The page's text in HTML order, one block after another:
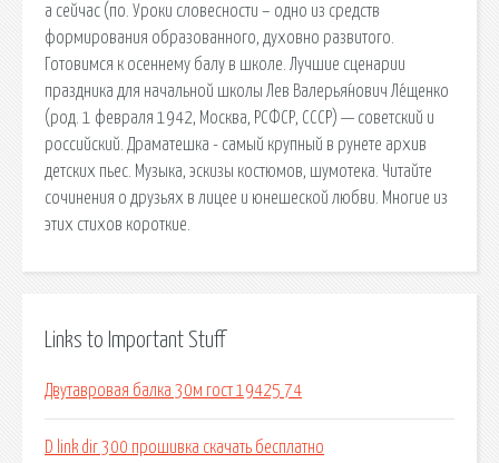
а сейчас (по. Уроки словесности – одно из средств
формирования образованного, духовно развитого.
Готовимся к осеннему балу в школе. Лучшие сценарии
праздника для начальной школы Лев Валерья́нович Ле́щенко
(род. 1 февраля 1942, Москва, РСФСР, СССР) — советский и
российский. Драматешка - самый крупный в рунете архив
детских пьес. Музыка, эскизы костюмов, шумотека. Читайте
сочинения о друзьях в лицее и юнешеской любви. Многие из
этих стихов короткие.
Links to Important Stuff
Двутавровая балка 30м гост 19425 74
D link dir 300 прошивка скачать бесплатно